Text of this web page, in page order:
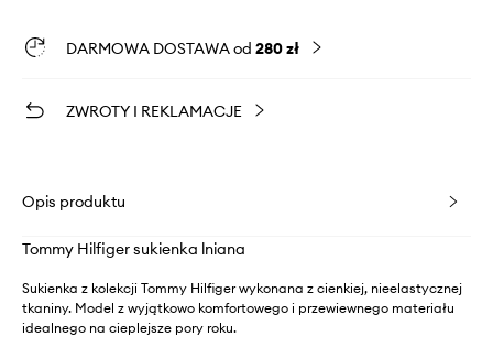
DARMOWA DOSTAWA od 280 zł
ZWROTY I REKLAMACJE
Opis produktu
Tommy Hilfiger sukienka lniana
Sukienka z kolekcji Tommy Hilfiger wykonana z cienkiej, nieelastycznej
tkaniny. Model z wyjątkowo komfortowego i przewiewnego materiału
idealnego na cieplejsze pory roku.